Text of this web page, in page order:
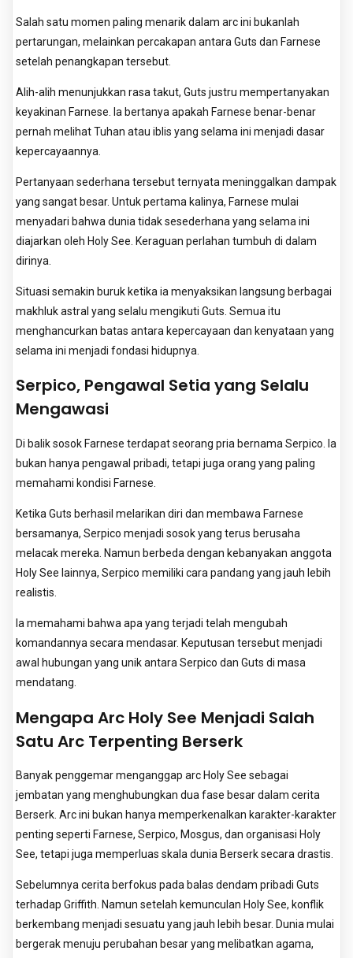
Salah satu momen paling menarik dalam arc ini bukanlah
pertarungan, melainkan percakapan antara Guts dan Farnese
setelah penangkapan tersebut.
Alih-alih menunjukkan rasa takut, Guts justru mempertanyakan
keyakinan Farnese. Ia bertanya apakah Farnese benar-benar
pernah melihat Tuhan atau iblis yang selama ini menjadi dasar
kepercayaannya.
Pertanyaan sederhana tersebut ternyata meninggalkan dampak
yang sangat besar. Untuk pertama kalinya, Farnese mulai
menyadari bahwa dunia tidak sesederhana yang selama ini
diajarkan oleh Holy See. Keraguan perlahan tumbuh di dalam
dirinya.
Situasi semakin buruk ketika ia menyaksikan langsung berbagai
makhluk astral yang selalu mengikuti Guts. Semua itu
menghancurkan batas antara kepercayaan dan kenyataan yang
selama ini menjadi fondasi hidupnya.
Serpico, Pengawal Setia yang Selalu
Mengawasi
Di balik sosok Farnese terdapat seorang pria bernama Serpico. Ia
bukan hanya pengawal pribadi, tetapi juga orang yang paling
memahami kondisi Farnese.
Ketika Guts berhasil melarikan diri dan membawa Farnese
bersamanya, Serpico menjadi sosok yang terus berusaha
melacak mereka. Namun berbeda dengan kebanyakan anggota
Holy See lainnya, Serpico memiliki cara pandang yang jauh lebih
realistis.
Ia memahami bahwa apa yang terjadi telah mengubah
komandannya secara mendasar. Keputusan tersebut menjadi
awal hubungan yang unik antara Serpico dan Guts di masa
mendatang.
Mengapa Arc Holy See Menjadi Salah
Satu Arc Terpenting Berserk
Banyak penggemar menganggap arc Holy See sebagai
jembatan yang menghubungkan dua fase besar dalam cerita
Berserk. Arc ini bukan hanya memperkenalkan karakter-karakter
penting seperti Farnese, Serpico, Mosgus, dan organisasi Holy
See, tetapi juga memperluas skala dunia Berserk secara drastis.
Sebelumnya cerita berfokus pada balas dendam pribadi Guts
terhadap Griffith. Namun setelah kemunculan Holy See, konflik
berkembang menjadi sesuatu yang jauh lebih besar. Dunia mulai
bergerak menuju perubahan besar yang melibatkan agama,